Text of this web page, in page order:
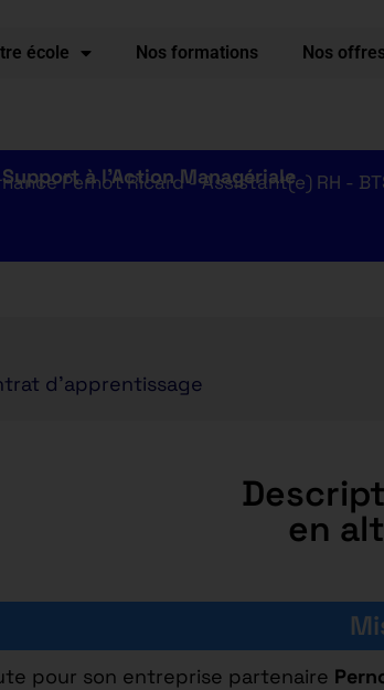
école Nos formations Nos
Support à l’Action Managériale
Pernot Ricard - Assistant(e) RH -
d'apprentissage
en
pour son entreprise partenaire